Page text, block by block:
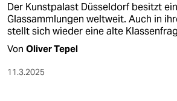
Der Kunstpalast Düsseldorf besitzt
Glassammlungen weltweit. Auch in
stellt sich wieder eine alte
Von Oliver Tepel
11.3.2025